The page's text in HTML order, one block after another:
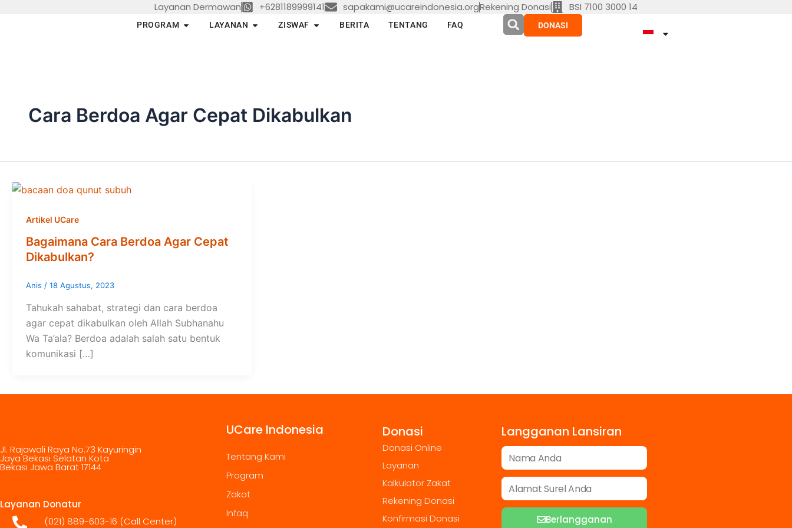
Layanan Dermawan +6281189999141 sapakami@ucareindonesia.orgRekening Donasi BSI 7100 3000 14
PROGRAM Open PROGRAM
LAYANAN Open LAYANAN
ZISWAF Open ZISWAF
BERITA TENTANG FAQ DONASI
Cara Berdoa Agar Cepat Dikabulkan
Artikel UCare
Bagaimana Cara Berdoa Agar Cepat
Dikabulkan?
Anis / 18 Agustus, 2023
Tahukah sahabat, strategi dan cara berdoa
agar cepat dikabulkan oleh Allah Subhanahu
Wa Ta’ala? Berdoa adalah salah satu bentuk
komunikasi […]
Jl. Rajawali Raya No.73 Kayuringin
Jaya Bekasi Selatan Kota
Bekasi Jawa Barat 17144
Layanan Donatur
(021) 889-603-16 (Call Center)
UCare Indonesia
Tentang Kami
Program
Zakat
Infaq
Donasi
Donasi Online
Layanan
Kalkulator Zakat
Rekening Donasi
Konfirmasi Donasi
Langganan Lansiran
Berlangganan